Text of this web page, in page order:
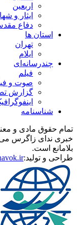
اربعین
ایثار و
دفاع
استان ها
تهران
ایلام
چندرسانه‌ای
فیلم
صوت و
گزارش
شناسنامه
تمام حقوق مادی و
خبری ندای زاگرس می
بلامانع است.
طراحی و تولید: